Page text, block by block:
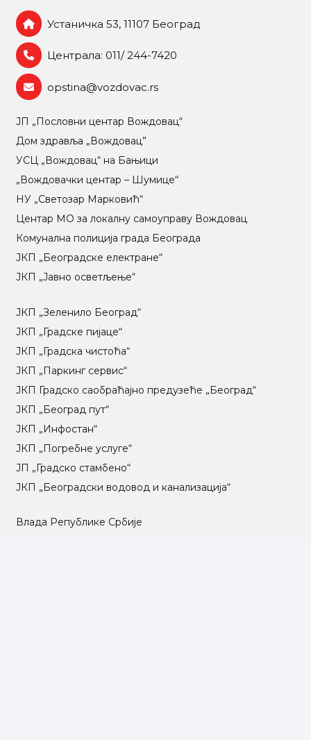
Устаничка 53, 11107 Београд
Централа: 011/ 244-7420
opstina@vozdovac.rs
ЈП „Пословни центар Вождовац“
Дом здравља „Вождовац”
УСЦ „Вождовац“ на Бањици
„Вождовачки центар – Шумице“
НУ „Светозар Марковић“
Центар МO за локалну самоуправу Вождовац
Комунална полиција града Београда
ЈКП „Београдске електране“
ЈКП „Јавно осветљење“
ЈКП „Зеленило Београд“
ЈКП „Градске пијаце“
ЈКП „Градска чистоћа“
ЈКП „Паркинг сервис“
ЈКП Градско саобраћајно предузеће „Београд“
ЈКП „Београд пут“
ЈКП „Инфостан“
ЈКП „Погребне услуге“
ЈП „Градско стамбено“
ЈКП „Београдски водовод и канализација“
Влада Републике Србије